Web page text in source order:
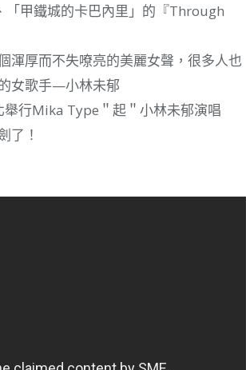
甲鐵城的卡巴內里」的『Through
渾厚而不失嘹亮的美麗女聲，很多人也
女歌手—小林未郁
行Mika Type＂起＂小林未郁演唱
了！